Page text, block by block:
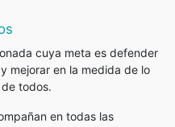
cuya meta es defender
mejorar en la medida de lo
todos.
en todas las